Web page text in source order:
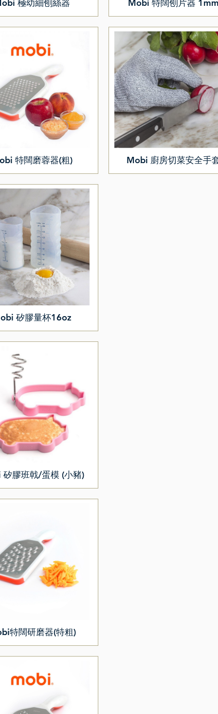
極幼細刨絲器
特闊磨蓉器(粗)
矽膠量杯16oz
Mobi 特闊刨片器
Mobi 廚房切菜安全手
膠班戟/蛋模 (小豬)
特闊研磨器(特粗)